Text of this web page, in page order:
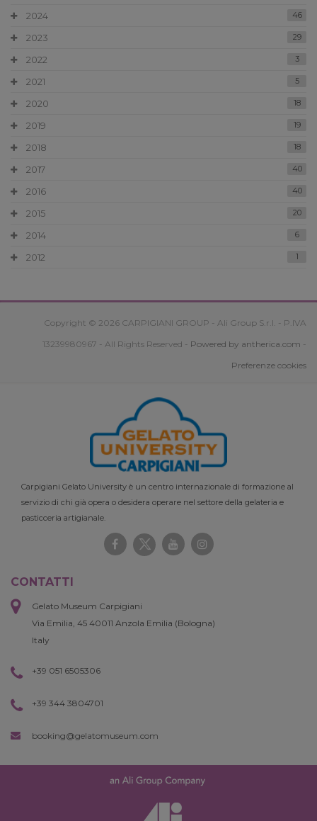
2024 46
2023 29
2022 3
2021 5
2020 18
2019 19
2018 18
2017 40
2016 40
2015 20
2014 6
2012 1
Copyright © 2026 CARPIGIANI GROUP - Ali Group S.r.l. - P.IVA
13239980967 - All Rights Reserved - Powered by antherica.com -
Preferenze cookies
Carpigiani Gelato University è un centro internazionale di formazione al
servizio di chi già opera o desidera operare nel settore della gelateria e
pasticceria artigianale.
CONTATTI
Gelato Museum Carpigiani
Via Emilia, 45 40011 Anzola Emilia (Bologna)
Italy
+39 051 6505306
+39 344 3804701
booking@gelatomuseum.com